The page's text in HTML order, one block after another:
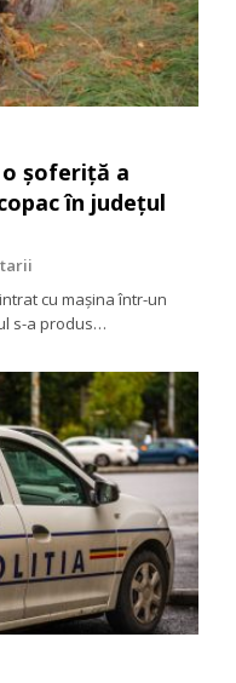
șoferiță a
în județul
cu mașina într-un
s-a produs…